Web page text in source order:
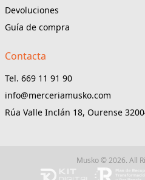
Devoluciones
Guía de compra
Contacta
Tel. 669 11 91 90
info@merceriamusko.com
Rúa Valle Inclán 18, Ourense
Musko © 2026. All